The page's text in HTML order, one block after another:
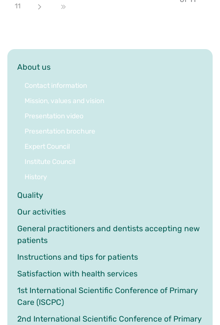
About us
Contact information
Mission, values and vision
Presentation video
Presentation brochure
Expert Council
Institute Council
History
Quality
Our activities
General practitioners and dentists accepting new
patients
Instructions and tips for patients
Satisfaction with health services
1st International Scientific Conference of Primary
Care (ISCPC)
2nd International Scientific Conference of Primary
11